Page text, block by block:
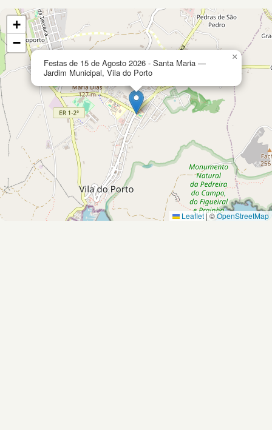
Festas de 15 de Agosto 2026 - Santa Maria —
Jardim Municipal, Vila do Porto
×
+
−
Leaflet|©OpenStreetMap